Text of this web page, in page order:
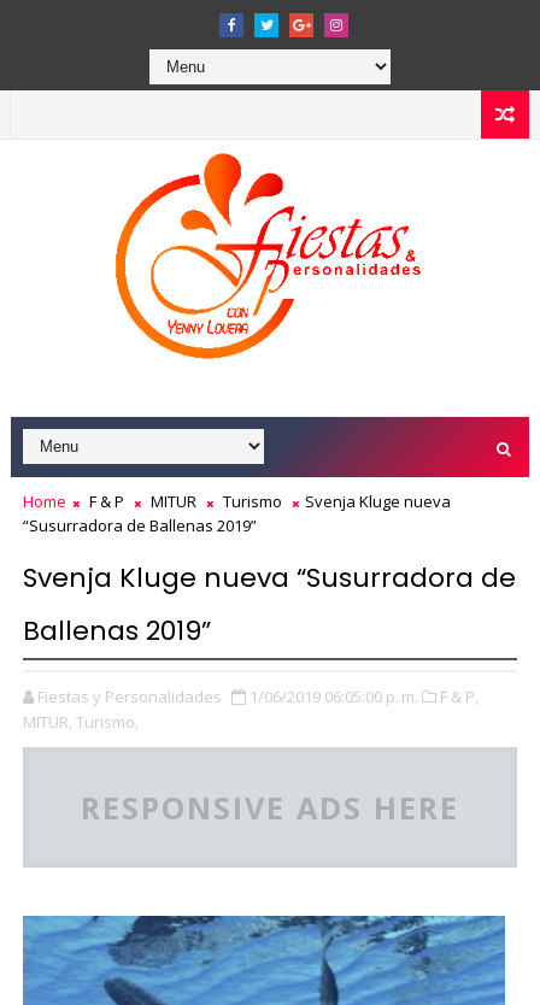
Home F & P MITUR Turismo
Svenja Kluge nueva
“Susurradora de Ballenas 2019”
Svenja Kluge nueva “Susurradora de
Ballenas 2019”
Fiestas y Personalidades 1/06/2019 06:05:00 p. m.
F & P,
MITUR, Turismo,
RESPONSIVE ADS HERE